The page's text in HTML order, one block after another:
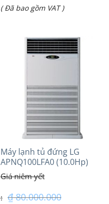
là:
Giá
( Đã bao gồm VAT )
Máy lạnh tủ đứng LG
APNQ100LFA0 (10.0Hp)
₫80.000.000